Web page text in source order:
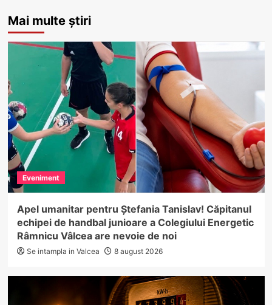
Mai multe știri
Eveniment
Apel umanitar pentru Ștefania Tanislav! Căpitanul
echipei de handbal junioare a Colegiului Energetic
Râmnicu Vâlcea are nevoie de noi
Se intampla in Valcea 8 august 2026